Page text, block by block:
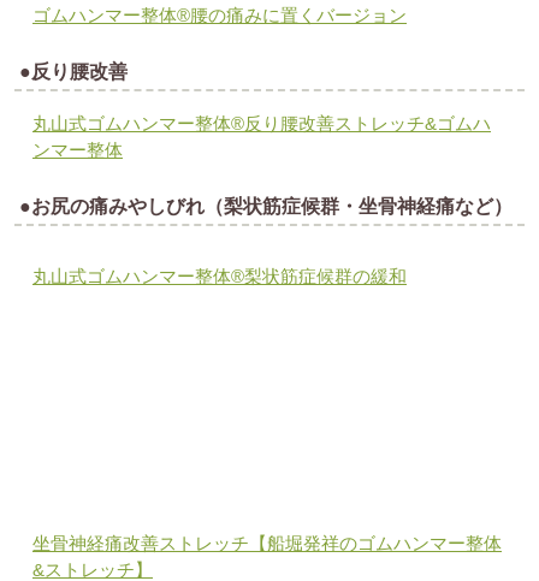
ゴムハンマー整体®︎腰の痛みに置くバージョン
●反り腰改善
丸山式ゴムハンマー整体®︎反り腰改善ストレッチ&ゴムハ
ンマー整体
●お尻の痛みやしびれ（梨状筋症候群・坐骨神経痛など）
丸山式ゴムハンマー整体®︎梨状筋症候群の緩和
坐骨神経痛改善ストレッチ【船堀発祥のゴムハンマー整体
&ストレッチ】